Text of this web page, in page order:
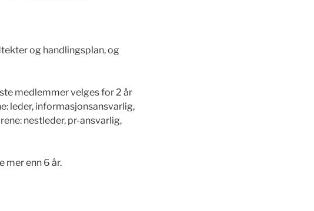
og handlingsplan, og
medlemmer velges for 2 år
leder, informasjonsansvarlig,
nestleder, pr-ansvarlig,
mer enn 6 år.